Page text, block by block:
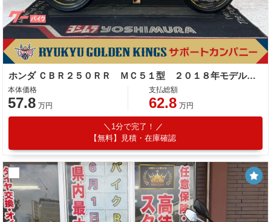
ホンダ ＣＢＲ２５０ＲＲ ＭＣ５１型 ２０１８年モデル 社外グリップ・ステップバー他改造有
本体価格
57.8 万円
支払総額
62.8 万円
1分で完了！
【無料】見積・在庫確認